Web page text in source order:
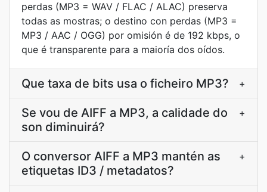
perdas (MP3 = WAV / FLAC / ALAC) preserva
todas as mostras; o destino con perdas (MP3 =
MP3 / AAC / OGG) por omisión é de 192 kbps, o
que é transparente para a maioría dos oídos.
Que taxa de bits usa o ficheiro MP3? +
Se vou de AIFF a MP3, a calidade do
son diminuirá?
+
O conversor AIFF a MP3 mantén as
etiquetas ID3 / metadatos?
+